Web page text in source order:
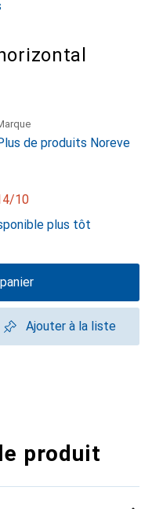
de produits Noreve
10
plus tôt
Ajouter à la liste
produit